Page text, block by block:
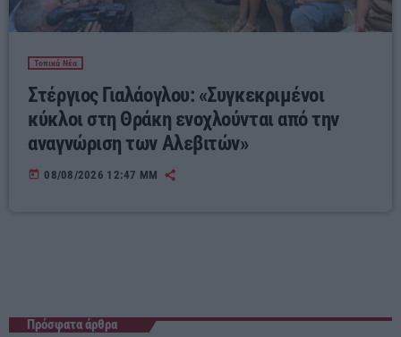
Τοπικά Νέα
Στέργιος Γιαλάογλου: «Συγκεκριμένοι
κύκλοι στη Θράκη ενοχλούνται από την
αναγνώριση των Αλεβιτών»
today 08/08/2026 12:47 ΜΜ
Πρόσφατα άρθρα